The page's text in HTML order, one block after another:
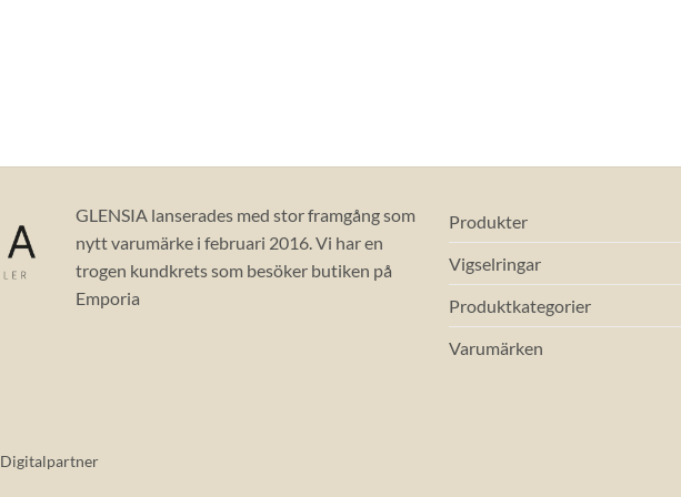
GLENSIA lanserades med stor framgång som
nytt varumärke i februari 2016. Vi har en
trogen kundkrets som besöker butiken på
Emporia
Produkter
Vigselringar
Produktkategorier
Varumärken
Digitalpartner